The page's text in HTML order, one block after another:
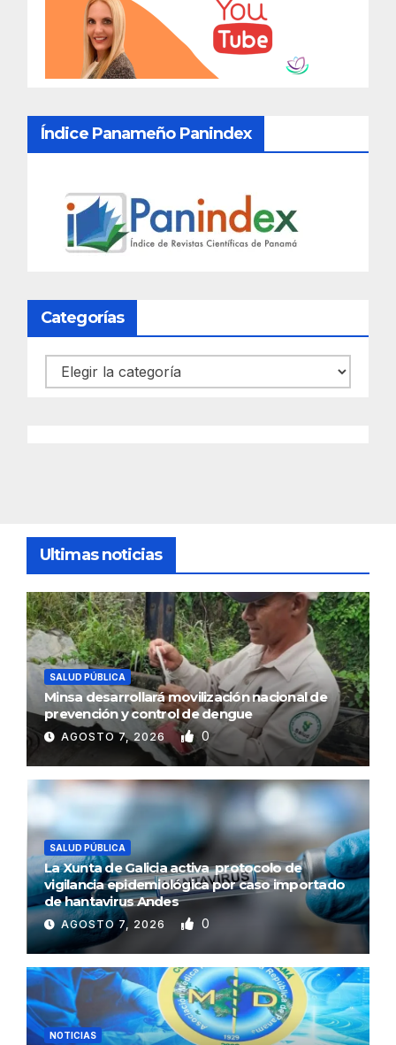
Índice Panameño Panindex
Categorías
Categorías
Ultimas noticias
SALUD PÚBLICA
Minsa desarrollará movilización nacional de
prevención y control de dengue
AGOSTO 7, 2026 0
SALUD PÚBLICA
La Xunta de Galicia activa protocolo de
vigilancia epidemiológica por caso importado
de hantavirus Andes
AGOSTO 7, 2026 0
NOTICIAS